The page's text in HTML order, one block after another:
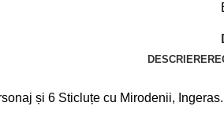
DESCRIERE
și 6 Sticluțe cu Mirodenii, Ingeras.